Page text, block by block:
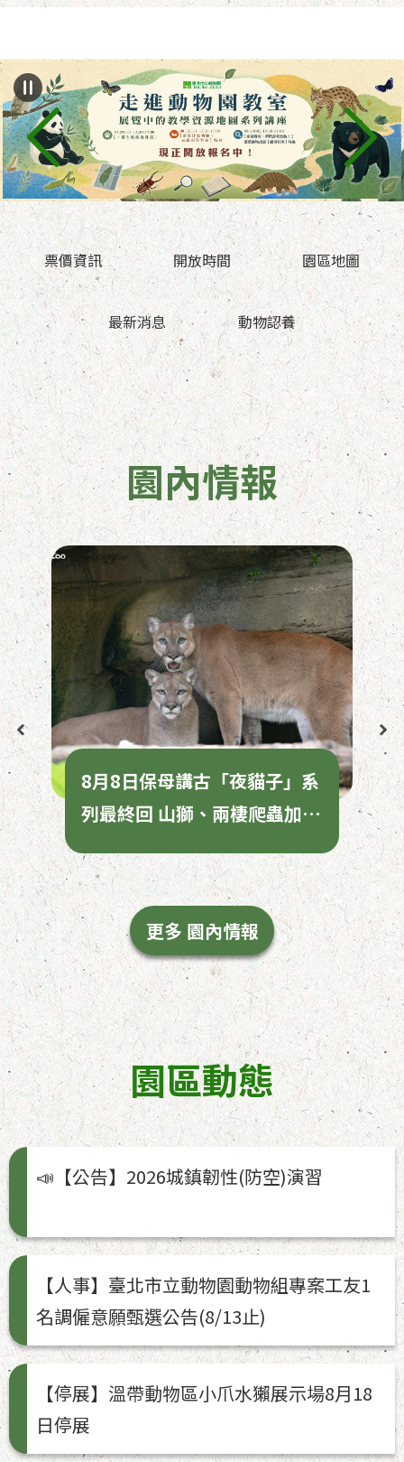
票價資訊 開放時間 園區地圖
最新消息 動物認養
園內情報
8月8日保母講古「夜貓子」系
列最終回 山獅、兩棲爬蟲加碼
更多 園內情報
園區動態
📣【公告】2026城鎮韌性(防空)演習
【人事】臺北市立動物園動物組專案工友1
名調僱意願甄選公告(8/13止)
【停展】溫帶動物區小爪水獺展示場8月18
日停展